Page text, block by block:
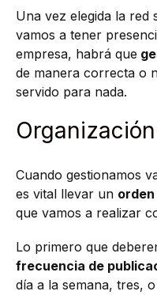
Una vez elegida la red
vamos a tener
empresa, habrá que
de manera correcta o
servido para nada.
Cuando gestionamos
es vital llevar un orden
que vamos a realizar
Lo primero que
frecuencia de
día a la semana, tres,